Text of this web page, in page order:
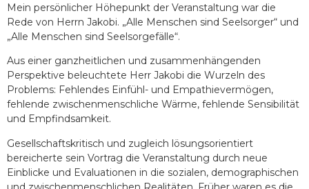
Mein persönlicher Höhepunkt der Veranstaltung war die
Rede von Herrn Jakobi. „Alle Menschen sind Seelsorger“ und
„Alle Menschen sind Seelsorgefälle“.
Aus einer ganzheitlichen und zusammenhängenden
Perspektive beleuchtete Herr Jakobi die Wurzeln des
Problems: Fehlendes Einfühl- und Empathievermögen,
fehlende zwischenmenschliche Wärme, fehlende Sensibilität
und Empfindsamkeit.
Gesellschaftskritisch und zugleich lösungsorientiert
bereicherte sein Vortrag die Veranstaltung durch neue
Einblicke und Evaluationen in die sozialen, demographischen